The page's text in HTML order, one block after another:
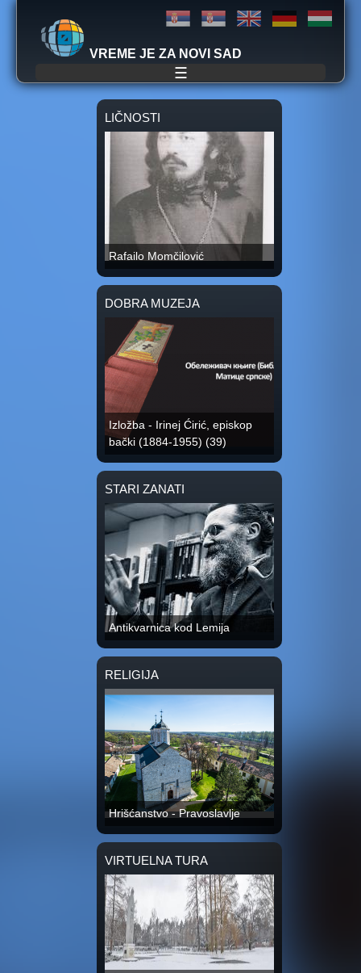
Jump to navigation
VREME JE ZA NOVI SAD
☰
LIČNOSTI
Rafailo Momčilović
DOBRA MUZEJA
Izložba - Irinej Ćirić, episkop
bački (1884-1955) (39)
STARI ZANATI
Antikvarnica kod Lemija
RELIGIJA
Hrišćanstvo - Pravoslavlje
VIRTUELNA TURA